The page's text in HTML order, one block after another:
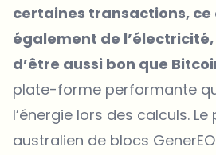
certaines transactions, ce
également de
d’être aussi bon que
plate-forme performante
l’énergie lors des calculs.
australien de blocs